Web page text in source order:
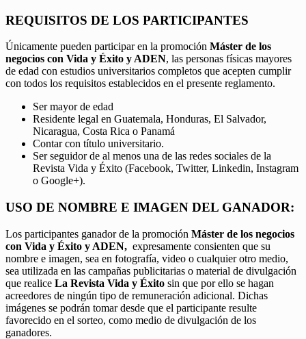
REQUISITOS DE LOS PARTICIPANTES
Únicamente pueden participar en la promoción Máster de los
negocios con Vida y Éxito y ADEN, las personas físicas mayores
de edad con estudios universitarios completos que acepten cumplir
con todos los requisitos establecidos en el presente reglamento.
Ser mayor de edad
Residente legal en Guatemala, Honduras, El Salvador,
Nicaragua, Costa Rica o Panamá
Contar con título universitario.
Ser seguidor de al menos una de las redes sociales de la
Revista Vida y Éxito (Facebook, Twitter, Linkedin, Instagram
o Google+).
USO DE NOMBRE E IMAGEN DEL GANADOR:
Los participantes ganador de la promoción Máster de los negocios
con Vida y Éxito y ADEN, expresamente consienten que su
nombre e imagen, sea en fotografía, video o cualquier otro medio,
sea utilizada en las campañas publicitarias o material de divulgación
que realice La Revista Vida y Éxito sin que por ello se hagan
acreedores de ningún tipo de remuneración adicional. Dichas
imágenes se podrán tomar desde que el participante resulte
favorecido en el sorteo, como medio de divulgación de los
ganadores.